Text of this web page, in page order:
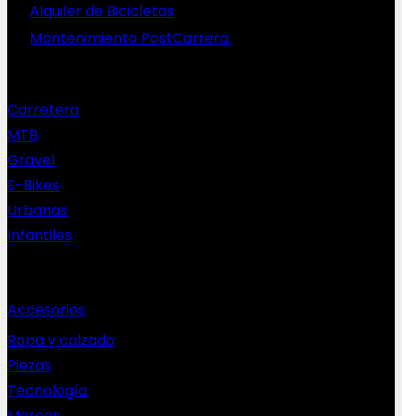
Alquiler de Bicicletas
Mantenimiento PostCarrera
Carretera
MTB
Gravel
E-Bikes
Urbanas
Infantiles
Accesorios
Ropa y calzado
Piezas
Tecnología